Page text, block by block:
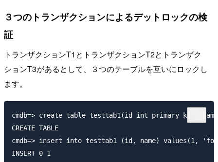
３つのトランザクションによるデットロックの検
証
トランザクションT1とトランザクションT2とトランザク
ションT3があるとして、３つのテーブルを互いにロックし
ます。
cmdb=> create table testtab1(id int primary key,
CREATE TABLE
cmdb=> insert into testtab1 (id, name) values(1,
INSERT 0 1